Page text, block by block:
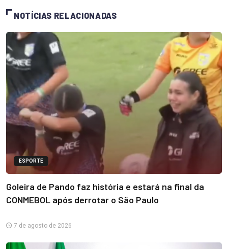
NOTÍCIAS RELACIONADAS
ESPORTE
Goleira de Pando faz história e estará na final da
CONMEBOL após derrotar o São Paulo
7 de agosto de 2026